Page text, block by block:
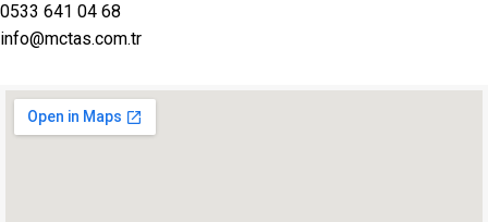
0533 641 04 68
info@mctas.com.tr